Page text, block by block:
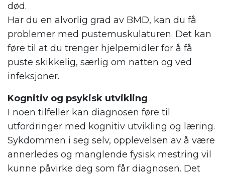
død.
Har du en alvorlig grad av BMD, kan du få
problemer med pustemuskulaturen. Det kan
føre til at du trenger hjelpemidler for å få
puste skikkelig, særlig om natten og ved
infeksjoner.
Kognitiv og psykisk utvikling
I noen tilfeller kan diagnosen føre til
utfordringer med kognitiv utvikling og læring.
Sykdommen i seg selv, opplevelsen av å være
annerledes og manglende fysisk mestring vil
kunne påvirke deg som får diagnosen. Det